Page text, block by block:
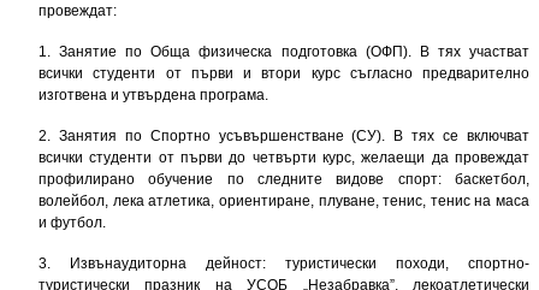
провеждат:
1. Занятие по Обща физическа подготовка (ОФП). В тях участват
всички студенти от първи и втори курс съгласно предварително
изготвена и утвърдена програма.
2. Занятия по Спортно усъвършенстване (СУ). В тях се включват
всички студенти от първи до четвърти курс, желаещи да провеждат
профилирано обучение по следните видове спорт: баскетбол,
волейбол, лека атлетика, ориентиране, плуване, тенис, тенис на маса
и футбол.
3. Извънаудиторна дейност: туристически походи, спортно-
туристически празник на УСОБ „Незабравка”, лекоатлетически